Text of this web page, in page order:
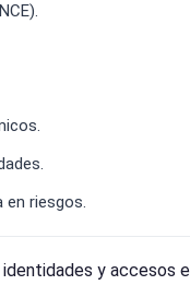
en riesgos.
y accesos